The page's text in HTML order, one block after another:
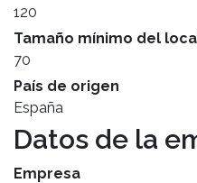
120
Tamaño mínimo del
70
País de origen
España
Datos de la
Empresa